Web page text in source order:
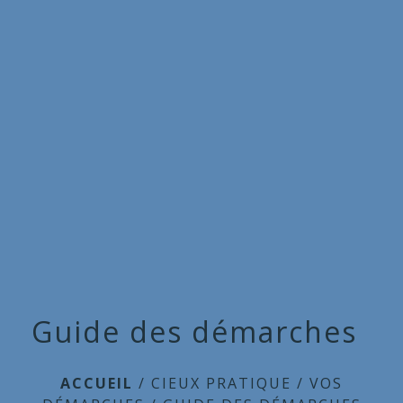
Guide des démarches
ACCUEIL / CIEUX PRATIQUE / VOS